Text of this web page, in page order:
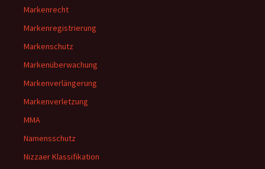
Markenrecht
Markenregistrierung
Markenschutz
Markenüberwachung
Markenverlängerung
Markenverletzung
MMA
Namensschutz
Nizzaer Klassifikation